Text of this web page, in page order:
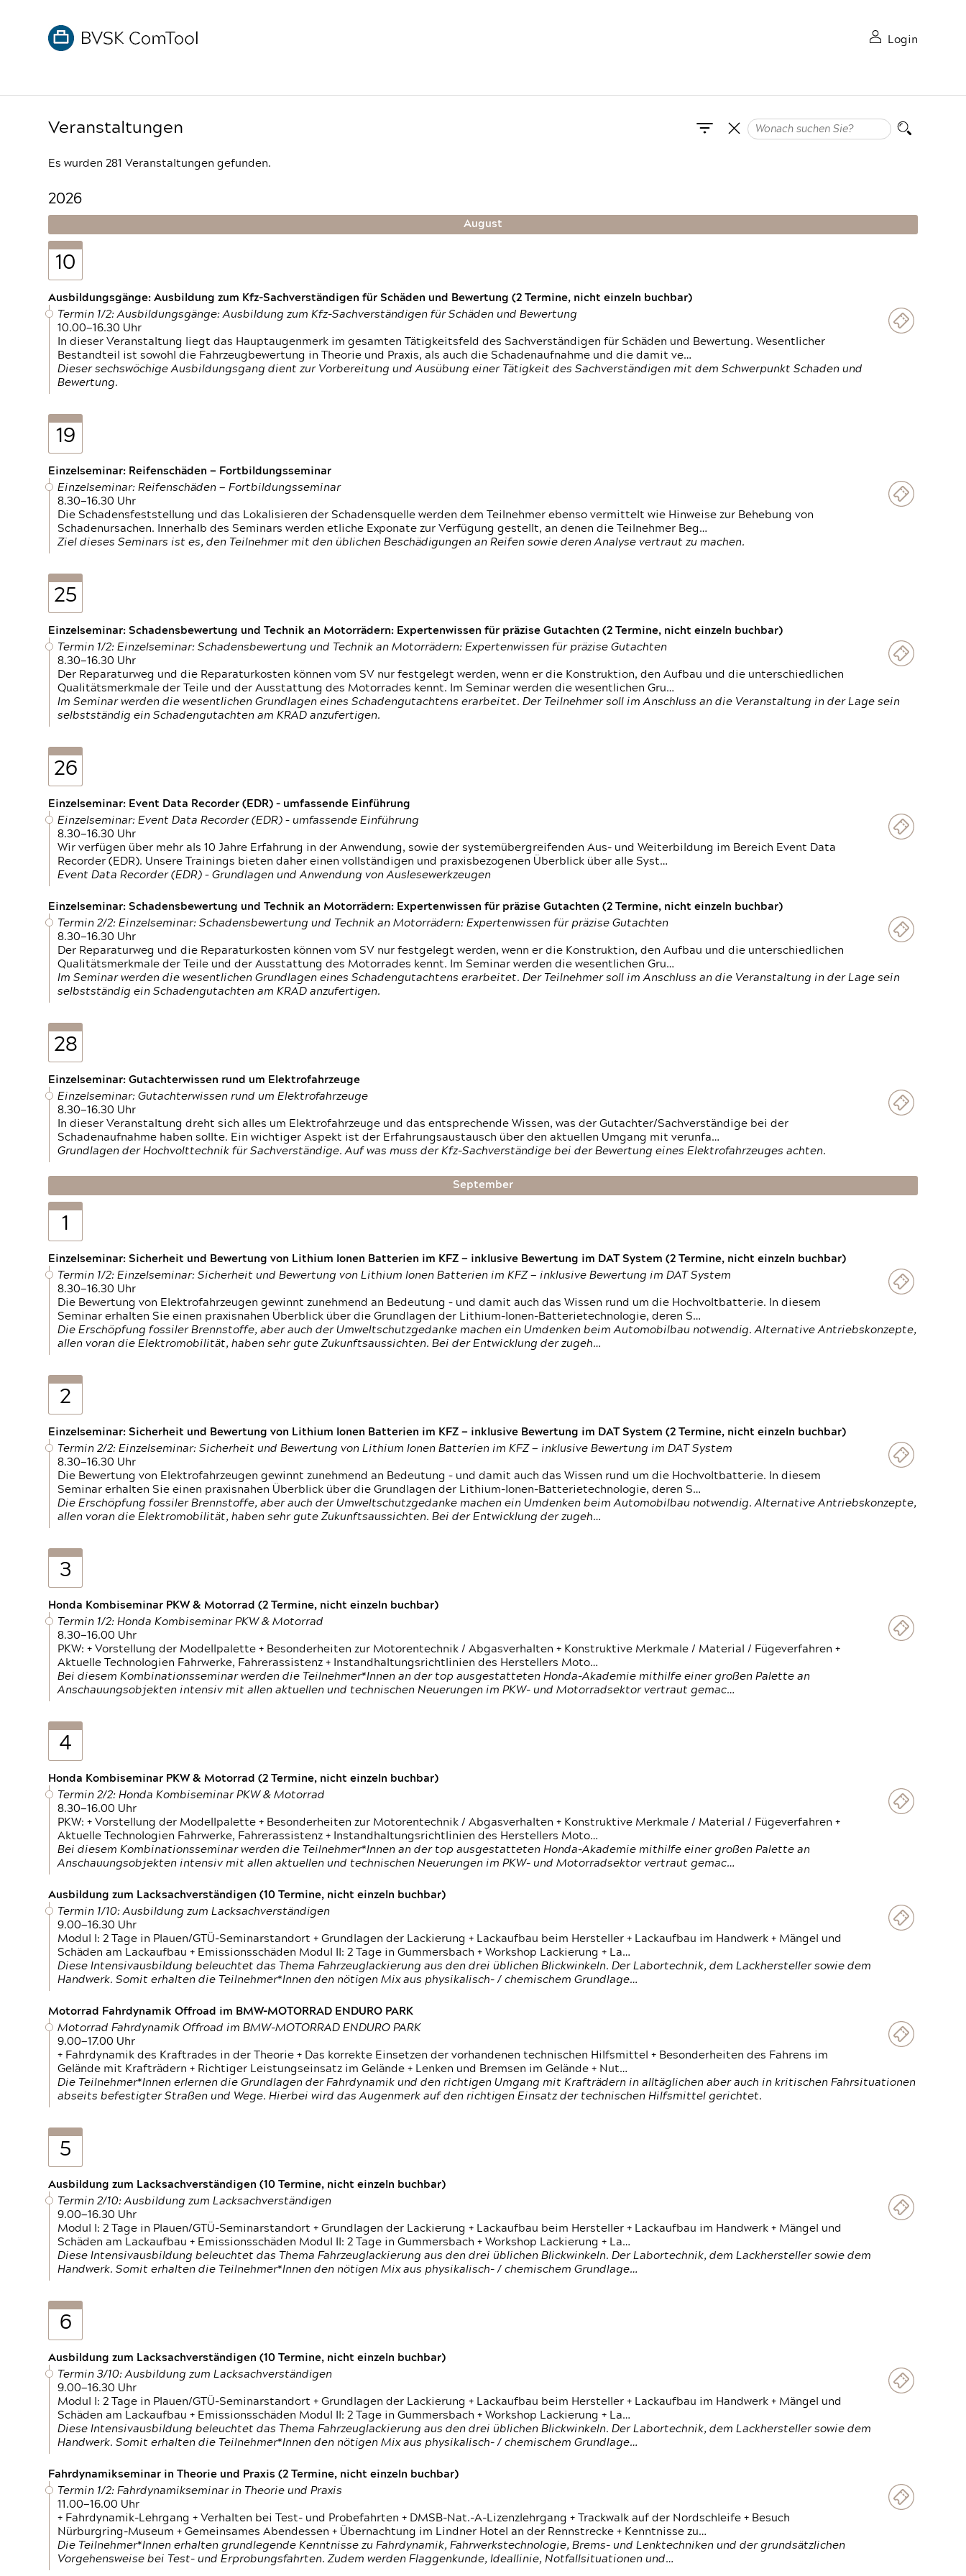
Login
Veranstaltungen
Es wurden 281 Veranstaltungen gefunden.
2026
August
10
Ausbildungsgänge: Ausbildung zum Kfz-Sachverständigen für Schäden und Bewertung (2 Termine, nicht einzeln buchbar)
Termin 1/2: Ausbildungsgänge: Ausbildung zum Kfz-Sachverständigen für Schäden und Bewertung
10.00—16.30 Uhr
In dieser Veranstaltung liegt das Hauptaugenmerk im gesamten Tätigkeitsfeld des Sachverständigen für Schäden und Bewertung. Wesentlicher
Bestandteil ist sowohl die Fahrzeugbewertung in Theorie und Praxis, als auch die Schadenaufnahme und die damit ve…
Dieser sechswöchige Ausbildungsgang dient zur Vorbereitung und Ausübung einer Tätigkeit des Sachverständigen mit dem Schwerpunkt Schaden und
Bewertung.
19
Einzelseminar: Reifenschäden — Fortbildungsseminar
Einzelseminar: Reifenschäden — Fortbildungsseminar
8.30—16.30 Uhr
Die Schadensfeststellung und das Lokalisieren der Schadensquelle werden dem Teilnehmer ebenso vermittelt wie Hinweise zur Behebung von
Schadenursachen. Innerhalb des Seminars werden etliche Exponate zur Verfügung gestellt, an denen die Teilnehmer Beg…
Ziel dieses Seminars ist es, den Teilnehmer mit den üblichen Beschädigungen an Reifen sowie deren Analyse vertraut zu machen.
25
Einzelseminar: Schadensbewertung und Technik an Motorrädern: Expertenwissen für präzise Gutachten (2 Termine, nicht einzeln buchbar)
Termin 1/2: Einzelseminar: Schadensbewertung und Technik an Motorrädern: Expertenwissen für präzise Gutachten
8.30—16.30 Uhr
Der Reparaturweg und die Reparaturkosten können vom SV nur festgelegt werden, wenn er die Konstruktion, den Aufbau und die unterschiedlichen
Qualitätsmerkmale der Teile und der Ausstattung des Motorrades kennt. Im Seminar werden die wesentlichen Gru…
Im Seminar werden die wesentlichen Grundlagen eines Schadengutachtens erarbeitet. Der Teilnehmer soll im Anschluss an die Veranstaltung in der Lage sein
selbstständig ein Schadengutachten am KRAD anzufertigen.
26
Einzelseminar: Event Data Recorder (EDR) – umfassende Einführung
Einzelseminar: Event Data Recorder (EDR) – umfassende Einführung
8.30—16.30 Uhr
Wir verfügen über mehr als 10 Jahre Erfahrung in der Anwendung, sowie der systemübergreifenden Aus- und Weiterbildung im Bereich Event Data
Recorder (EDR). Unsere Trainings bieten daher einen vollständigen und praxisbezogenen Überblick über alle Syst…
Event Data Recorder (EDR) – Grundlagen und Anwendung von Auslesewerkzeugen
Einzelseminar: Schadensbewertung und Technik an Motorrädern: Expertenwissen für präzise Gutachten (2 Termine, nicht einzeln buchbar)
Termin 2/2: Einzelseminar: Schadensbewertung und Technik an Motorrädern: Expertenwissen für präzise Gutachten
8.30—16.30 Uhr
Der Reparaturweg und die Reparaturkosten können vom SV nur festgelegt werden, wenn er die Konstruktion, den Aufbau und die unterschiedlichen
Qualitätsmerkmale der Teile und der Ausstattung des Motorrades kennt. Im Seminar werden die wesentlichen Gru…
Im Seminar werden die wesentlichen Grundlagen eines Schadengutachtens erarbeitet. Der Teilnehmer soll im Anschluss an die Veranstaltung in der Lage sein
selbstständig ein Schadengutachten am KRAD anzufertigen.
28
Einzelseminar: Gutachterwissen rund um Elektrofahrzeuge
Einzelseminar: Gutachterwissen rund um Elektrofahrzeuge
8.30—16.30 Uhr
In dieser Veranstaltung dreht sich alles um Elektrofahrzeuge und das entsprechende Wissen, was der Gutachter/Sachverständige bei der
Schadenaufnahme haben sollte. Ein wichtiger Aspekt ist der Erfahrungsaustausch über den aktuellen Umgang mit verunfa…
Grundlagen der Hochvolttechnik für Sachverständige. Auf was muss der Kfz-Sachverständige bei der Bewertung eines Elektrofahrzeuges achten.
September
1
Einzelseminar: Sicherheit und Bewertung von Lithium Ionen Batterien im KFZ — inklusive Bewertung im DAT System (2 Termine, nicht einzeln buchbar)
Termin 1/2: Einzelseminar: Sicherheit und Bewertung von Lithium Ionen Batterien im KFZ — inklusive Bewertung im DAT System
8.30—16.30 Uhr
Die Bewertung von Elektrofahrzeugen gewinnt zunehmend an Bedeutung – und damit auch das Wissen rund um die Hochvoltbatterie. In diesem
Seminar erhalten Sie einen praxisnahen Überblick über die Grundlagen der Lithium-Ionen-Batterietechnologie, deren S…
Die Erschöpfung fossiler Brennstoffe, aber auch der Umweltschutzgedanke machen ein Umdenken beim Automobilbau notwendig. Alternative Antriebskonzepte,
allen voran die Elektromobilität, haben sehr gute Zukunftsaussichten. Bei der Entwicklung der zugeh…
2
Einzelseminar: Sicherheit und Bewertung von Lithium Ionen Batterien im KFZ — inklusive Bewertung im DAT System (2 Termine, nicht einzeln buchbar)
Termin 2/2: Einzelseminar: Sicherheit und Bewertung von Lithium Ionen Batterien im KFZ — inklusive Bewertung im DAT System
8.30—16.30 Uhr
Die Bewertung von Elektrofahrzeugen gewinnt zunehmend an Bedeutung – und damit auch das Wissen rund um die Hochvoltbatterie. In diesem
Seminar erhalten Sie einen praxisnahen Überblick über die Grundlagen der Lithium-Ionen-Batterietechnologie, deren S…
Die Erschöpfung fossiler Brennstoffe, aber auch der Umweltschutzgedanke machen ein Umdenken beim Automobilbau notwendig. Alternative Antriebskonzepte,
allen voran die Elektromobilität, haben sehr gute Zukunftsaussichten. Bei der Entwicklung der zugeh…
3
Honda Kombiseminar PKW & Motorrad (2 Termine, nicht einzeln buchbar)
Termin 1/2: Honda Kombiseminar PKW & Motorrad
8.30—16.00 Uhr
PKW: + Vorstellung der Modellpalette + Besonderheiten zur Motorentechnik / Abgasverhalten + Konstruktive Merkmale / Material / Fügeverfahren +
Aktuelle Technologien Fahrwerke, Fahrerassistenz + Instandhaltungsrichtlinien des Herstellers Moto…
Bei diesem Kombinationsseminar werden die Teilnehmer*Innen an der top ausgestatteten Honda-Akademie mithilfe einer großen Palette an
Anschauungsobjekten intensiv mit allen aktuellen und technischen Neuerungen im PKW- und Motorradsektor vertraut gemac…
4
Honda Kombiseminar PKW & Motorrad (2 Termine, nicht einzeln buchbar)
Termin 2/2: Honda Kombiseminar PKW & Motorrad
8.30—16.00 Uhr
PKW: + Vorstellung der Modellpalette + Besonderheiten zur Motorentechnik / Abgasverhalten + Konstruktive Merkmale / Material / Fügeverfahren +
Aktuelle Technologien Fahrwerke, Fahrerassistenz + Instandhaltungsrichtlinien des Herstellers Moto…
Bei diesem Kombinationsseminar werden die Teilnehmer*Innen an der top ausgestatteten Honda-Akademie mithilfe einer großen Palette an
Anschauungsobjekten intensiv mit allen aktuellen und technischen Neuerungen im PKW- und Motorradsektor vertraut gemac…
Ausbildung zum Lacksachverständigen (10 Termine, nicht einzeln buchbar)
Termin 1/10: Ausbildung zum Lacksachverständigen
9.00—16.30 Uhr
Modul I: 2 Tage in Plauen/GTÜ-Seminarstandort + Grundlagen der Lackierung + Lackaufbau beim Hersteller + Lackaufbau im Handwerk + Mängel und
Schäden am Lackaufbau + Emissionsschäden Modul II: 2 Tage in Gummersbach + Workshop Lackierung + La…
Diese Intensivausbildung beleuchtet das Thema Fahrzeuglackierung aus den drei üblichen Blickwinkeln. Der Labortechnik, dem Lackhersteller sowie dem
Handwerk. Somit erhalten die Teilnehmer*Innen den nötigen Mix aus physikalisch- / chemischem Grundlage…
Motorrad Fahrdynamik Offroad im BMW-MOTORRAD ENDURO PARK
Motorrad Fahrdynamik Offroad im BMW-MOTORRAD ENDURO PARK
9.00—17.00 Uhr
+ Fahrdynamik des Kraftrades in der Theorie + Das korrekte Einsetzen der vorhandenen technischen Hilfsmittel + Besonderheiten des Fahrens im
Gelände mit Krafträdern + Richtiger Leistungseinsatz im Gelände + Lenken und Bremsen im Gelände + Nut…
Die Teilnehmer*Innen erlernen die Grundlagen der Fahrdynamik und den richtigen Umgang mit Krafträdern in alltäglichen aber auch in kritischen Fahrsituationen
abseits befestigter Straßen und Wege. Hierbei wird das Augenmerk auf den richtigen Einsatz der technischen Hilfsmittel gerichtet.
5
Ausbildung zum Lacksachverständigen (10 Termine, nicht einzeln buchbar)
Termin 2/10: Ausbildung zum Lacksachverständigen
9.00—16.30 Uhr
Modul I: 2 Tage in Plauen/GTÜ-Seminarstandort + Grundlagen der Lackierung + Lackaufbau beim Hersteller + Lackaufbau im Handwerk + Mängel und
Schäden am Lackaufbau + Emissionsschäden Modul II: 2 Tage in Gummersbach + Workshop Lackierung + La…
Diese Intensivausbildung beleuchtet das Thema Fahrzeuglackierung aus den drei üblichen Blickwinkeln. Der Labortechnik, dem Lackhersteller sowie dem
Handwerk. Somit erhalten die Teilnehmer*Innen den nötigen Mix aus physikalisch- / chemischem Grundlage…
6
Ausbildung zum Lacksachverständigen (10 Termine, nicht einzeln buchbar)
Termin 3/10: Ausbildung zum Lacksachverständigen
9.00—16.30 Uhr
Modul I: 2 Tage in Plauen/GTÜ-Seminarstandort + Grundlagen der Lackierung + Lackaufbau beim Hersteller + Lackaufbau im Handwerk + Mängel und
Schäden am Lackaufbau + Emissionsschäden Modul II: 2 Tage in Gummersbach + Workshop Lackierung + La…
Diese Intensivausbildung beleuchtet das Thema Fahrzeuglackierung aus den drei üblichen Blickwinkeln. Der Labortechnik, dem Lackhersteller sowie dem
Handwerk. Somit erhalten die Teilnehmer*Innen den nötigen Mix aus physikalisch- / chemischem Grundlage…
Fahrdynamikseminar in Theorie und Praxis (2 Termine, nicht einzeln buchbar)
Termin 1/2: Fahrdynamikseminar in Theorie und Praxis
11.00—16.00 Uhr
+ Fahrdynamik-Lehrgang + Verhalten bei Test- und Probefahrten + DMSB-Nat.-A-Lizenzlehrgang + Trackwalk auf der Nordschleife + Besuch
Nürburgring-Museum + Gemeinsames Abendessen + Übernachtung im Lindner Hotel an der Rennstrecke + Kenntnisse zu…
Die Teilnehmer*Innen erhalten grundlegende Kenntnisse zu Fahrdynamik, Fahrwerkstechnologie, Brems- und Lenktechniken und der grundsätzlichen
Vorgehensweise bei Test- und Erprobungsfahrten. Zudem werden Flaggenkunde, Ideallinie, Notfallsituationen und…